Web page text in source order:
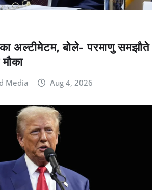
अल्टीमेटम, बोले- परमाणु समझौते
Media Aug 4, 2026